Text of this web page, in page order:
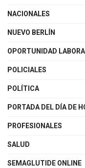
NACIONALES
NUEVO BERLÍN
OPORTUNIDAD
POLICIALES
POLÍTICA
PORTADA DEL DÍA DE
PROFESIONALES
SALUD
SEMAGLUTIDE ONLINE